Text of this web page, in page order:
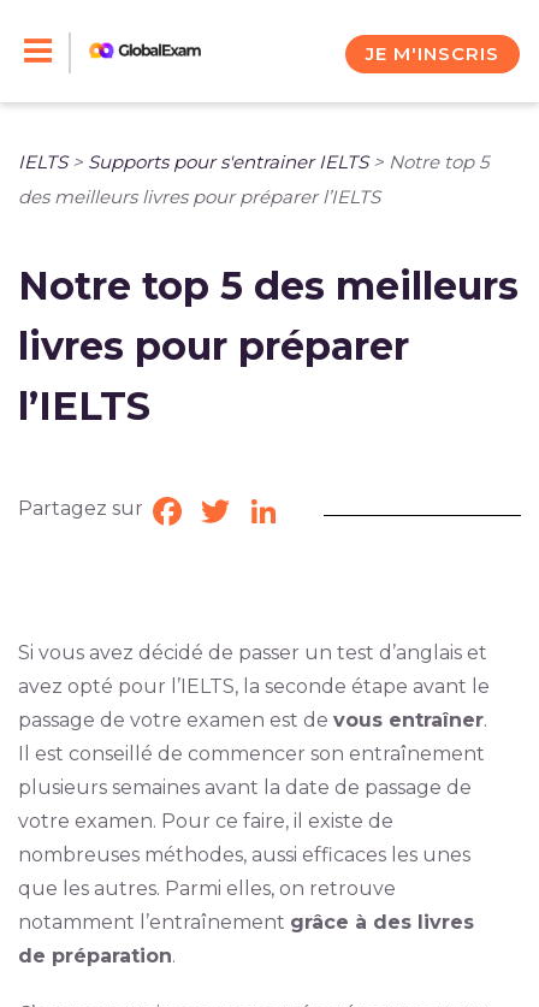
JE M'INSCRIS
IELTS> Supports pour s'entrainer IELTS> Notre top 5
des meilleurs livres pour préparer l’IELTS
Notre top 5 des meilleurs
livres pour préparer
l’IELTS
Partagez sur Facebook
TwitterLinkedIn
Si vous avez décidé de passer un test d’anglais et
avez opté pour l’IELTS, la seconde étape avant le
passage de votre examen est de vous entraîner.
Il est conseillé de commencer son entraînement
plusieurs semaines avant la date de passage de
votre examen. Pour ce faire, il existe de
nombreuses méthodes, aussi efficaces les unes
que les autres. Parmi elles, on retrouve
notamment l’entraînement grâce à des livres
de préparation.